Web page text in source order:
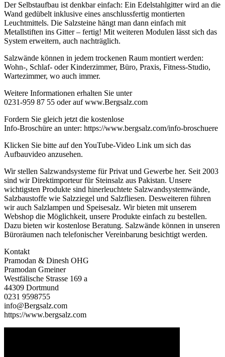
Der Selbstaufbau ist denkbar einfach: Ein Edelstahlgitter wird an die
Wand gedübelt inklusive eines anschlussfertig montierten
Leuchtmittels. Die Salzsteine hängt man dann einfach mit
Metallstiften ins Gitter – fertig! Mit weiteren Modulen lässt sich das
System erweitern, auch nachträglich.
Salzwände können in jedem trockenen Raum montiert werden:
Wohn-, Schlaf- oder Kinderzimmer, Büro, Praxis, Fitness-Studio,
Wartezimmer, wo auch immer.
Weitere Informationen erhalten Sie unter
0231-959 87 55 oder auf www.Bergsalz.com
Fordern Sie gleich jetzt die kostenlose
Info-Broschüre an unter: https://www.bergsalz.com/info-broschuere
Klicken Sie bitte auf den YouTube-Video Link um sich das
Aufbauvideo anzusehen.
Wir stellen Salzwandsysteme für Privat und Gewerbe her. Seit 2003
sind wir Direktimporteur für Steinsalz aus Pakistan. Unsere
wichtigsten Produkte sind hinerleuchtete Salzwandsystemwände,
Salzbaustoffe wie Salzziegel und Salzfliesen. Desweiteren führen
wir auch Salzlampen und Speisesalz. Wir bieten mit unserem
Webshop die Möglichkeit, unsere Produkte einfach zu bestellen.
Dazu bieten wir kostenlose Beratung. Salzwände können in unseren
Büroräumen nach telefonischer Vereinbarung besichtigt werden.
Kontakt
Pramodan & Dinesh OHG
Pramodan Gmeiner
Westfälische Strasse 169 a
44309 Dortmund
0231 9598755
info@Bergsalz.com
https://www.bergsalz.com